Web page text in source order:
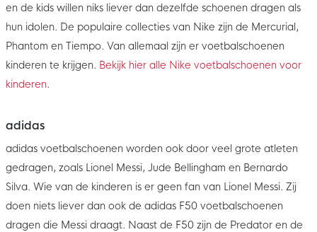
en de kids willen niks liever dan dezelfde schoenen dragen als
hun idolen. De populaire collecties van Nike zijn de Mercurial,
Phantom en Tiempo. Van allemaal zijn er voetbalschoenen
kinderen te krijgen. Bekijk hier alle Nike voetbalschoenen voor
kinderen.
adidas
adidas voetbalschoenen worden ook door veel grote atleten
gedragen, zoals Lionel Messi, Jude Bellingham en Bernardo
Silva. Wie van de kinderen is er geen fan van Lionel Messi. Zij
doen niets liever dan ook de adidas F50 voetbalschoenen
dragen die Messi draagt. Naast de F50 zijn de Predator en de